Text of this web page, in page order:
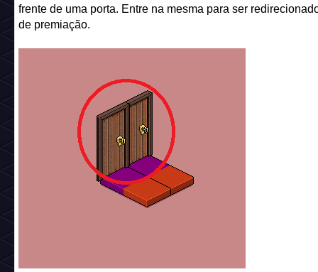
frente de uma porta. Entre na mesma para ser
de premiação.